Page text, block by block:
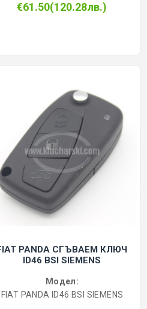
€61.50(120.28лв.)
PANDA СГЪВАЕМ КЛЮЧ
ID46 BSI SIEMENS
Модел:
FIAT PANDA ID46 BSI SIEMENS